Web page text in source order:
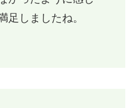
足しましたね。